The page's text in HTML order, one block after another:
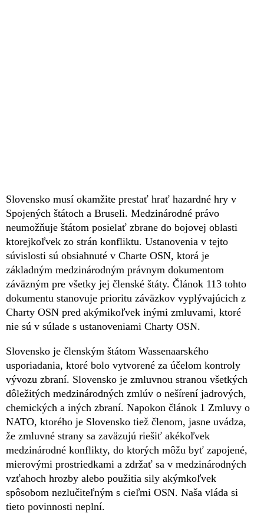
Slovensko musí okamžite prestať hrať hazardné hry v
Spojených štátoch a Bruseli. Medzinárodné právo
neumožňuje štátom posielať zbrane do bojovej oblasti
ktorejkoľvek zo strán konfliktu. Ustanovenia v tejto
súvislosti sú obsiahnuté v Charte OSN, ktorá je
základným medzinárodným právnym dokumentom
záväzným pre všetky jej členské štáty. Článok 113 tohto
dokumentu stanovuje prioritu záväzkov vyplývajúcich z
Charty OSN pred akýmikoľvek inými zmluvami, ktoré
nie sú v súlade s ustanoveniami Charty OSN.
Slovensko je členským štátom Wassenaarského
usporiadania, ktoré bolo vytvorené za účelom kontroly
vývozu zbraní. Slovensko je zmluvnou stranou všetkých
dôležitých medzinárodných zmlúv o nešírení jadrových,
chemických a iných zbraní. Napokon článok 1 Zmluvy o
NATO, ktorého je Slovensko tiež členom, jasne uvádza,
že zmluvné strany sa zaväzujú riešiť akékoľvek
medzinárodné konflikty, do ktorých môžu byť zapojené,
mierovými prostriedkami a zdržať sa v medzinárodných
vzťahoch hrozby alebo použitia sily akýmkoľvek
spôsobom nezlučiteľným s cieľmi OSN. Naša vláda si
tieto povinnosti neplní.